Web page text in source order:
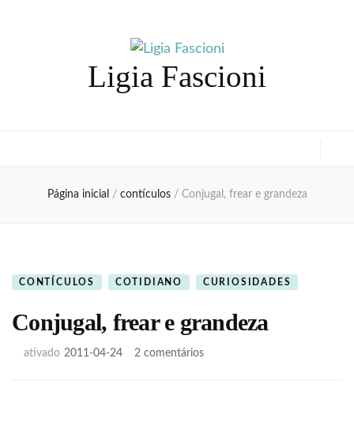
Ligia Fascioni
Página inicial / contículos / Conjugal, frear e grandeza
CONTÍCULOS COTIDIANO CURIOSIDADES
Conjugal, frear e grandeza
ativado 2011-04-24 2 comentáriosem